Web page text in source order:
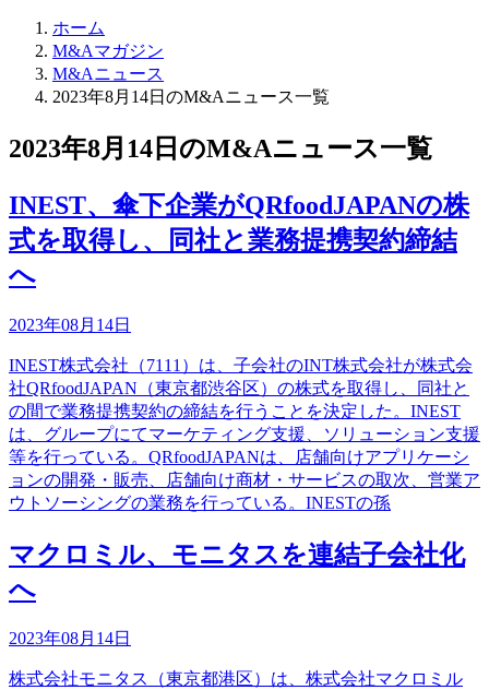
ホーム
M&Aマガジン
M&Aニュース
2023年8月14日のM&Aニュース一覧
2023年8月14日のM&Aニュース一覧
INEST、傘下企業がQRfoodJAPANの株
式を取得し、同社と業務提携契約締結
へ
2023年08月14日
INEST株式会社（7111）は、子会社のINT株式会社が株式会
社QRfoodJAPAN（東京都渋谷区）の株式を取得し、同社と
の間で業務提携契約の締結を行うことを決定した。INEST
は、グループにてマーケティング支援、ソリューション支援
等を行っている。QRfoodJAPANは、店舗向けアプリケーシ
ョンの開発・販売、店舗向け商材・サービスの取次、営業ア
ウトソーシングの業務を行っている。INESTの孫
マクロミル、モニタスを連結子会社化
へ
2023年08月14日
株式会社モニタス（東京都港区）は、株式会社マクロミル